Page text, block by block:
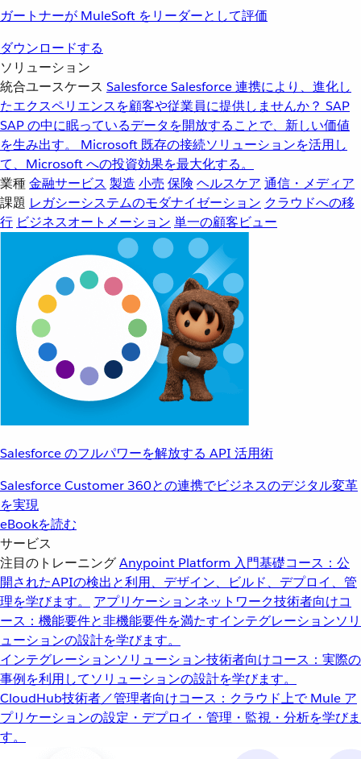
ガートナーが MuleSoft をリーダーとして評価
ダウンロードする
ソリューション
統合ユースケース SalesforceSalesforce 連携により、進化し
たエクスペリエンスを顧客や従業員に提供しませんか？ SAP
SAP の中に眠っているデータを開放することで、新しい価値
を生み出す。
Microsoft 既存の接続ソリューションを活用し
て、Microsoft への投資効果を最大化する。
業種金融サービス 製造 小売 保険 ヘルスケア 通信・メディア
課題 レガシーシステムのモダナイゼーション クラウドへの移
行 ビジネスオートメーション 単一の顧客ビュー
Salesforce のフルパワーを解放する API 活用術
Salesforce Customer 360との連携でビジネスのデジタル変革
を実現
eBookを読む
サービス
注目のトレーニングAnypoint Platform 入門基礎コース：公
開されたAPIの検出と利用、デザイン、ビルド、デプロイ、管
理を学びます。
アプリケーションネットワーク技術者向けコ
ース：機能要件と非機能要件を満たすインテグレーションソリ
ューションの設計を学びます。
インテグレーションソリューション技術者向けコース：実際の
事例を利用してソリューションの設計を学びます。
CloudHub技術者／管理者向けコース：クラウド上で Mule ア
プリケーションの設定・デプロイ・管理・監視・分析を学びま
す。